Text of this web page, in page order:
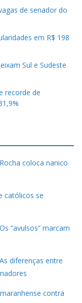
de senador do
em R$ 198
Sul e Sudeste
recorde de
Rocha coloca nanico
católicos se
Os “avulsos” marcam
As diferenças entre
contra